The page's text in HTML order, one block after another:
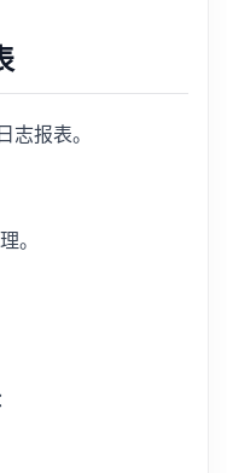
报表。
。